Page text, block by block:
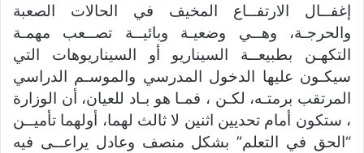
إغفــال الارتفــاع المخيف في الحالات الصعبة
والحرجـة، وهــي وضعيـة وبائيــة تصــعب مهمـة
التكهـن بطبيعــة السيناريو أو السيناريوهات التي
سيكـون عليها الدخول المدرسي والموسـم الدراسي
المرتقب برمتـه، لكـن ، فمـا هو بـاد للعيان، أن الوزارة
، ستكون أمام تحديين اثنين لا ثالث لهما، أولهما تأميــن
“الحق في التعلم” بشكل منصف وعادل يراعــى فيه